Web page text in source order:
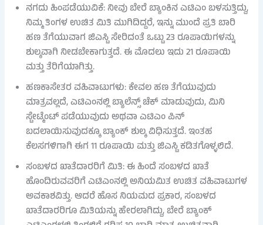
ನಗದು ಹಿಂಪಡೆಯುವಿಕೆ: ನೀವು ಬೇರೆ ಬ್ಯಾಂಕಿನ ಎಟಿಎಂ ಬಳಸುತ್ತಿದ್ದು,
ನಿಮ್ಮ ತಿಂಗಳ ಉಚಿತ ಮಿತಿ ಮುಗಿದಿದ್ದರೆ, ಇನ್ನು ಮುಂದೆ ಪ್ರತಿ ಬಾರಿ
ಹಣ ತೆಗೆಯುವಾಗ ಜಿಎಸ್ಟಿ ಸೇರಿದಂತೆ ಒಟ್ಟು 23 ರೂಪಾಯಿಗಳನ್ನು
ಶುಲ್ಕವಾಗಿ ನೀಡಬೇಕಾಗುತ್ತದೆ. ಈ ಮೊದಲು ಇದು 21 ರೂಪಾಯಿ
ಮತ್ತು ತೆರಿಗೆಯಾಗಿತ್ತು.
ಹಣಕಾಸೇತರ ವಹಿವಾಟುಗಳು: ಕೇವಲ ಹಣ ತೆಗೆಯುವುದು
ಮಾತ್ರವಲ್ಲದೆ, ಎಟಿಎಂನಲ್ಲಿ ಬ್ಯಾಲೆನ್ಸ್ ಚೆಕ್ ಮಾಡುವುದು, ಮಿನಿ
ಸ್ಟೇಟ್ಮೆಂಟ್ ಪಡೆಯುವುದು ಅಥವಾ ಎಟಿಎಂ ಪಿನ್
ಬದಲಾಯಿಸುವುದಕ್ಕೂ ಬ್ಯಾಂಕ್ ಶುಲ್ಕ ವಿಧಿಸುತ್ತದೆ. ಇಂತಹ
ಕೆಲಸಗಳಿಗಾಗಿ ಈಗ 11 ರೂಪಾಯಿ ಮತ್ತು ಜಿಎಸ್ಟಿ ಕಡಿತಗೊಳ್ಳಲಿದೆ.
ಸಂಬಳದ ಖಾತೆದಾರರಿಗೆ ಮಿತಿ: ಈ ಹಿಂದೆ ಸಂಬಳದ ಖಾತೆ
ಹೊಂದಿರುವವರಿಗೆ ಎಟಿಎಂನಲ್ಲಿ ಅನಿಯಮಿತ ಉಚಿತ ವಹಿವಾಟುಗಳ
ಅವಕಾಶವಿತ್ತು. ಆದರೆ ಹೊಸ ನಿಯಮದ ಪ್ರಕಾರ, ಸಂಬಳದ
ಖಾತೆದಾರರಿಗೂ ಮಿತಿಯನ್ನು ಹೇರಲಾಗಿದ್ದು, ಬೇರೆ ಬ್ಯಾಂಕ್